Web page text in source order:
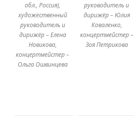
обл., Россия),
художественный
руководитель и
дирижёр – Елена
Новикова,
концертмейстер –
Ольга Ошвинцева
руководитель и
дирижёр – Юлия
Коваленко,
концертмейстер –
Зоя Петрикова